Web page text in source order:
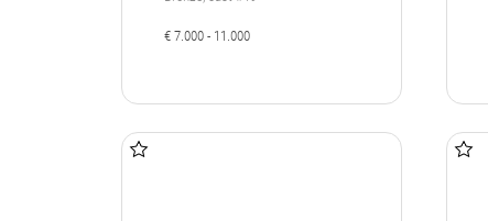
€ 7.000 - 11.000